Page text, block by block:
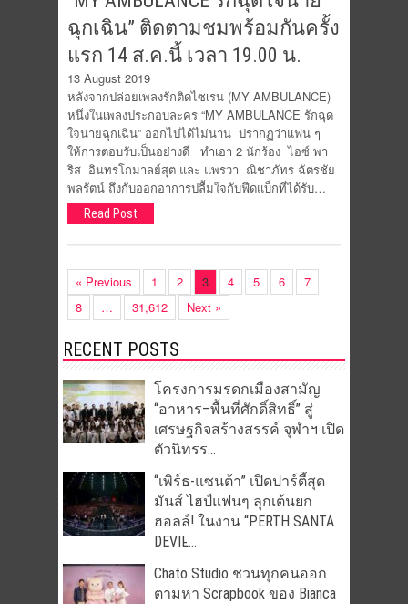
ฉุกเฉิน” ติดตามชมพร้อมกันครั้ง
แรก 14 ส.ค.นี้ เวลา 19.00 น.
13 August 2019
หลังจากปล่อยเพลงรักติดไซเรน (MY AMBULANCE)
หนึ่งในเพลงประกอบละคร “MY AMBULANCE รักฉุด
ใจนายฉุกเฉิน” ออกไปได้ไม่นาน ปรากฏว่าแฟน ๆ
ให้การตอบรับเป็นอย่างดี ทำเอา 2 นักร้อง ไอซ์ พา
ริส อินทรโกมาลย์สุต และ แพรวา ณิชาภัทร ฉัตรชัย
พลรัตน์ ถึงกับออกอาการปลื้มใจกับฟีดแบ็กที่ได้รับ…
Read Post
« Previous 1 2 3 4 5 6
7
8
… 31,612 Next »
RECENT POSTS
โครงการมรดกเมืองสามัญ
“อาหาร–พื้นที่ศักดิ์สิทธิ์” สู่
เศรษฐกิจสร้างสรรค์ จุฬาฯ เปิด
ตัวนิทรร...
“เพิร์ธ-แซนต้า” เปิดปาร์ตี้สุด
มันส์ ไฮป์แฟนๆ ลุกเต้นยก
ฮอลล์! ในงาน “PERTH SANTA
DEVIL̵...
Chato Studio ชวนทุกคนออก
ตามหา Scrapbook ของ Bianca